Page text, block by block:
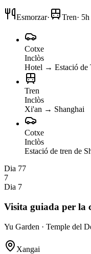
Esmorzar· Tren·
Cotxe
Inclòs
Hotel → Estació de
Tren
Inclòs
Xi'an → Shanghai
Cotxe
Inclòs
Estació de tren de
Dia 77
7
Dia 7
Visita guiada per la
Yu Garden · Temple del
Xangai